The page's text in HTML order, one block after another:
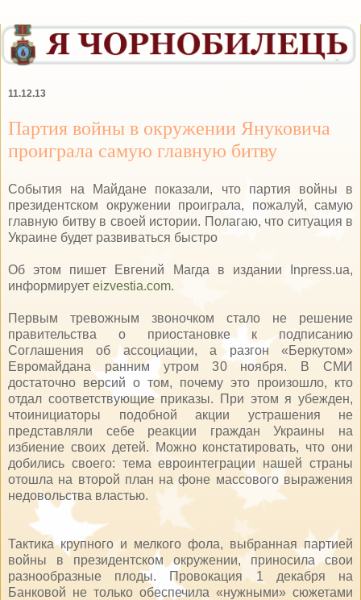
11.12.13
Партия войны в окружении Януковича
проиграла самую главную битву
События на Майдане показали, что партия войны в
президентском окружении проиграла, пожалуй, самую
главную битву в своей истории. Полагаю, что ситуация в
Украине будет развиваться быстро
Об этом пишет Евгений Магда в издании Inpress.ua,
информирует еizvestia.com.
Первым тревожным звоночком стало не решение
правительства о приостановке к подписанию
Соглашения об ассоциации, а разгон «Беркутом»
Евромайдана ранним утром 30 ноября. В СМИ
достаточно версий о том, почему это произошло, кто
отдал соответствующие приказы. При этом я убежден,
чтоинициаторы подобной акции устрашения не
представляли себе реакции граждан Украины на
избиение своих детей. Можно констатировать, что они
добились своего: тема евроинтеграции нашей страны
отошла на второй план на фоне массового выражения
недовольства властью.
Тактика крупного и мелкого фола, выбранная партией
войны в президентском окружении, приносила свои
разнообразные плоды. Провокация 1 декабря на
Банковой не только обеспечила «нужными» сюжетами